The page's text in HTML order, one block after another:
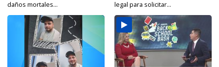
daños mortales...
legal para solicitar...